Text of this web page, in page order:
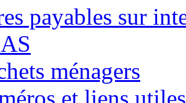
payables sur
ménagers